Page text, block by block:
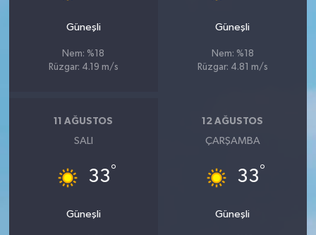
Güneşli
Nem: %18
Rüzgar: 4.19 m/s
Güneşli
Nem: %18
Rüzgar: 4.81 m/s
11 AĞUSTOS
SALI
33°
Güneşli
12 AĞUSTOS
ÇARŞAMBA
33°
Güneşli